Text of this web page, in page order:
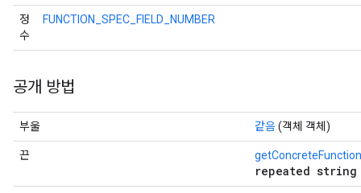
정
수
FUNCTION_SPEC_FIELD_NUMBER
공개 방법
부울 같음(객체 객체)
끈
repeated